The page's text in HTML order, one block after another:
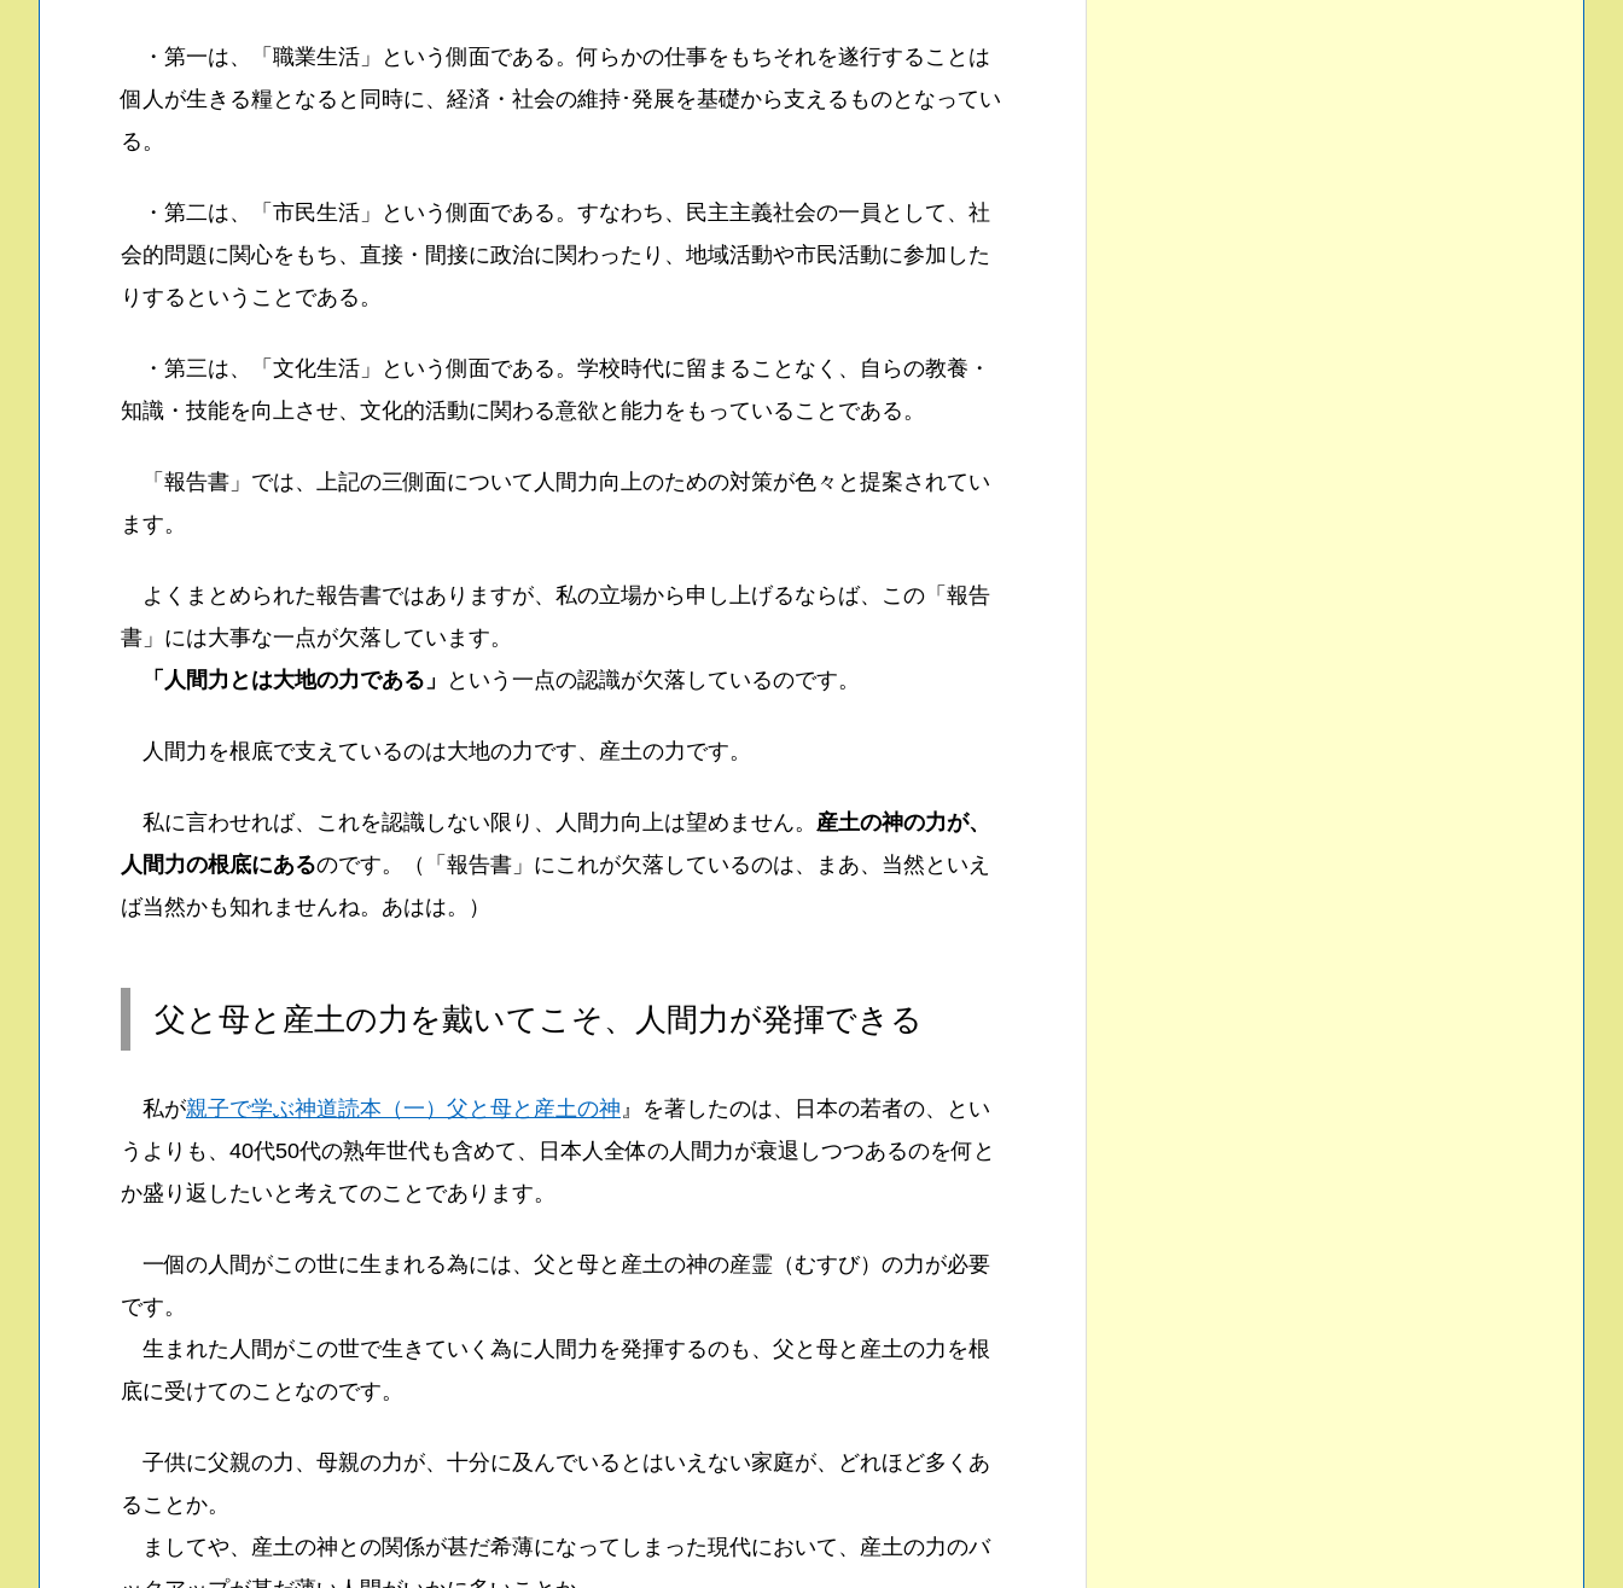
・第一は、「職業生活」という側面である。何らかの仕事をもちそれを遂行することは
個人が生きる糧となると同時に、経済・社会の維持･発展を基礎から支えるものとなってい
る。
・第二は、「市民生活」という側面である。すなわち、民主主義社会の一員として、社
会的問題に関心をもち、直接・間接に政治に関わったり、地域活動や市民活動に参加した
りするということである。
・第三は、「文化生活」という側面である。学校時代に留まることなく、自らの教養・
知識・技能を向上させ、文化的活動に関わる意欲と能力をもっていることである。
「報告書」では、上記の三側面について人間力向上のための対策が色々と提案されてい
ます。
よくまとめられた報告書ではありますが、私の立場から申し上げるならば、この「報告
書」には大事な一点が欠落しています。
「人間力とは大地の力である」
という一点の認識が欠落しているのです。
人間力を根底で支えているのは大地の力です、産土の力です。
私に言わせれば、これを認識しない限り、人間力向上は望めません。 産土の神の力が、
人間力の根底にあるのです。（「報告書」にこれが欠落しているのは、まあ、当然といえ
ば当然かも知れませんね。あはは。）
父と母と産土の力を戴いてこそ、人間力が発揮できる
私が親子で学ぶ神道読本（一）父と母と産土の神』を著したのは、日本の若者の、とい
うよりも、40代50代の熟年世代も含めて、日本人全体の人間力が衰退しつつあるのを何と
か盛り返したいと考えてのことであります。
一個の人間がこの世に生まれる為には、父と母と産土の神の産霊（むすび）の力が必要
です。
生まれた人間がこの世で生きていく為に人間力を発揮するのも、父と母と産土の力を根
底に受けてのことなのです。
子供に父親の力、母親の力が、十分に及んでいるとはいえない家庭が、どれほど多くあ
ることか。
ましてや、産土の神との関係が甚だ希薄になってしまった現代において、産土の力のバ